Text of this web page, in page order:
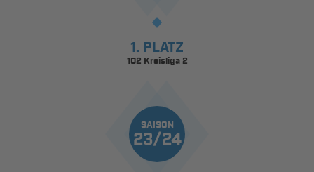
1. PLATZ
102 Kreisliga 2
SAISON
23/24